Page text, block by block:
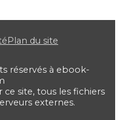
Plan du site
réservés à ebook-
site, tous les fichiers
externes.